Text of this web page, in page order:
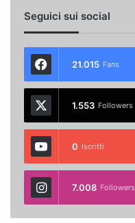
Seguici sui social
21.015 Fans
1.553 Followers
0 Iscritti
7.008 Followers